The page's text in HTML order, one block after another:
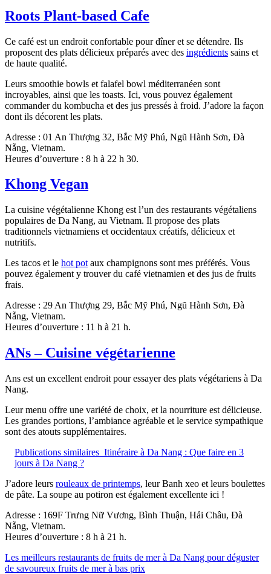
Roots Plant-based Cafe
Ce café est un endroit confortable pour dîner et se détendre. Ils
proposent des plats délicieux préparés avec des ingrédients sains et
de haute qualité.
Leurs smoothie bowls et falafel bowl méditerranéen sont
incroyables, ainsi que les toasts. Ici, vous pouvez également
commander du kombucha et des jus pressés à froid. J’adore la façon
dont ils décorent les plats.
Adresse : 01 An Thượng 32, Bắc Mỹ Phú, Ngũ Hành Sơn, Đà
Nẵng, Vietnam.
Heures d’ouverture : 8 h à 22 h 30.
Khong Vegan
La cuisine végétalienne Khong est l’un des restaurants végétaliens
populaires de Da Nang, au Vietnam. Il propose des plats
traditionnels vietnamiens et occidentaux créatifs, délicieux et
nutritifs.
Les tacos et le hot pot aux champignons sont mes préférés. Vous
pouvez également y trouver du café vietnamien et des jus de fruits
frais.
Adresse : 29 An Thượng 29, Bắc Mỹ Phú, Ngũ Hành Sơn, Đà
Nẵng, Vietnam.
Heures d’ouverture : 11 h à 21 h.
ANs – Cuisine végétarienne
Ans est un excellent endroit pour essayer des plats végétariens à Da
Nang.
Leur menu offre une variété de choix, et la nourriture est délicieuse.
Les grandes portions, l’ambiance agréable et le service sympathique
sont des atouts supplémentaires.
Publications similaires Itinéraire à Da Nang : Que faire en 3
jours à Da Nang ?
J’adore leurs rouleaux de printemps, leur Banh xeo et leurs boulettes
de pâte. La soupe au potiron est également excellente ici !
Adresse : 169F Trưng Nữ Vương, Bình Thuận, Hải Châu, Đà
Nẵng, Vietnam.
Heures d’ouverture : 8 h à 21 h.
Les meilleurs restaurants de fruits de mer à Da Nang pour déguster
de savoureux fruits de mer à bas prix